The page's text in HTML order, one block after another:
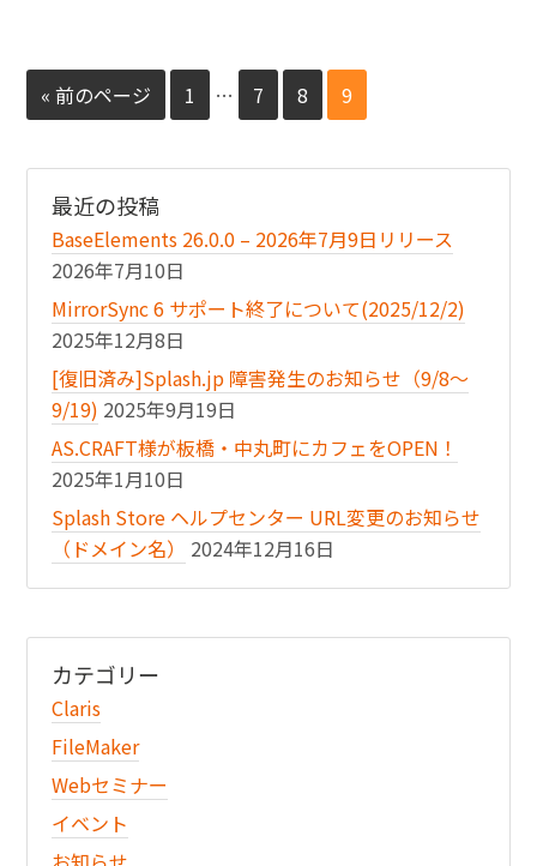
« 前のページ 1 … 7 8 9
最近の投稿
BaseElements 26.0.0 – 2026年7月9日リリース
2026年7月10日
MirrorSync 6 サポート終了について(2025/12/2)
2025年12月8日
[復旧済み]Splash.jp 障害発生のお知らせ（9/8〜
9/19) 2025年9月19日
AS.CRAFT様が板橋・中丸町にカフェをOPEN！
2025年1月10日
Splash Store ヘルプセンター URL変更のお知らせ
（ドメイン名）
2024年12月16日
カテゴリー
Claris
FileMaker
Webセミナー
イベント